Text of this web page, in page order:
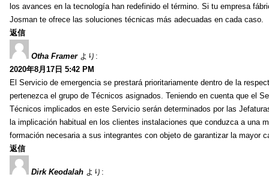
los avances en la tecnología han redefinido el término. Si tu empresa
Josman te ofrece las soluciones técnicas más adecuadas en cada caso.
返信
Otha Framer より:
2020年8月17日 5:42 PM
El Servicio de emergencia se prestará prioritariamente dentro de la
pertenezca el grupo de Técnicos asignados. Teniendo en cuenta que el
Técnicos implicados en este Servicio serán determinados por las
la implicación habitual en los clientes instalaciones que conduzca a una
formación necesaria a sus integrantes con objeto de garantizar la mayor
返信
Dirk Keodalah より: